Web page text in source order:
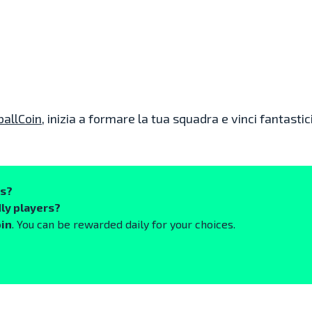
, inizia a formare la tua squadra e vinci
players?
. You can be rewarded daily for your choices.